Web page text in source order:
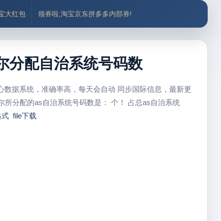
大红包 领券啦,淘宝京东拼多多内部券!
分配自治系统号码数
据系统，准确率高，每天会自动 同步国际信息，最新更
分配的as自治系统号码数是： 个！ 占总as自治系统
式 file下载